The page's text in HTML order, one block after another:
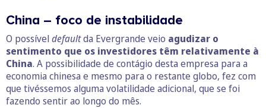
China – foco de instabilidade
O possível defaultda Evergrande veio agudizar o
sentimento que os investidores têm relativamente à
China. A possibilidade de contágio desta empresa para a
economia chinesa e mesmo para o restante globo, fez com
que tivéssemos alguma volatilidade adicional, que se foi
fazendo sentir ao longo do mês.